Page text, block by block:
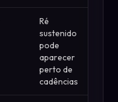
Ré
sustenido
pode
aparecer
perto de
cadências